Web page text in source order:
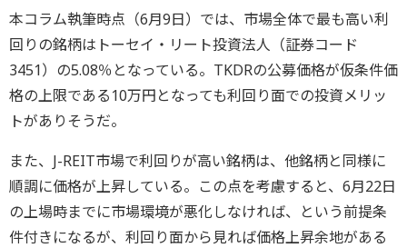
本コラム執筆時点（6月9日）では、市場全体で最も高い利
回りの銘柄はトーセイ・リート投資法人（証券コード
3451）の5.08％となっている。TKDRの公募価格が仮条件価
格の上限である10万円となっても利回り面での投資メリッ
トがありそうだ。
また、J-REIT市場で利回りが高い銘柄は、他銘柄と同様に
順調に価格が上昇している。この点を考慮すると、6月22日
の上場時までに市場環境が悪化しなければ、という前提条
件付きになるが、利回り面から見れば価格上昇余地がある